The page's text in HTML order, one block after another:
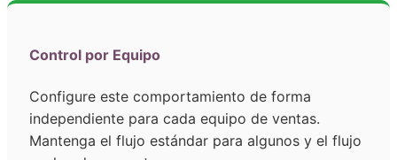
Control por Equipo
Configure este comportamiento de forma
independiente para cada equipo de ventas.
Mantenga el flujo estándar para algunos y el flujo